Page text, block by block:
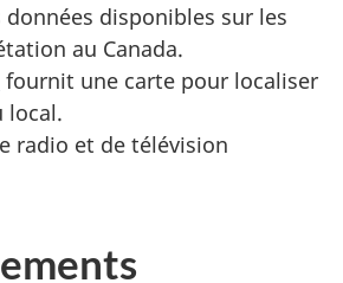
données disponibles sur les
au Canada.
fournit une carte pour localiser
local.
radio et de télévision